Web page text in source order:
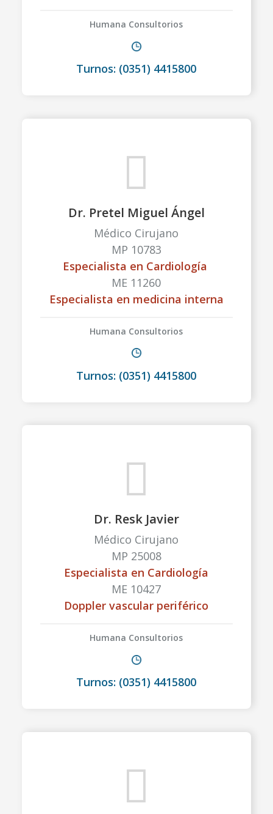
Humana Consultorios
Turnos: (0351) 4415800
Dr. Pretel Miguel Ángel
Médico Cirujano
MP 10783
Especialista en Cardiología
ME 11260
Especialista en medicina interna
Humana Consultorios
Turnos: (0351) 4415800
Dr. Resk Javier
Médico Cirujano
MP 25008
Especialista en Cardiología
ME 10427
Doppler vascular periférico
Humana Consultorios
Turnos: (0351) 4415800